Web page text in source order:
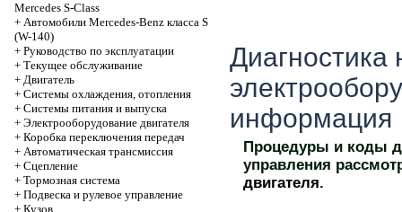
Mercedes S-Class
+ Автомобили Mercedes-Benz класса S
(W-140)
+ Руководство по эксплуатации
+ Текущее обслуживание
+ Двигатель
+ Системы охлаждения, отопления
+ Системы питания и выпуска
+ Электрооборудование двигателя
+ Коробка переключения передач
+ Автоматичеcкая трансмиссия
+ Сцепление
+ Тормозная система
+ Подвеска и рулевое управление
+ Кузов
Диагностика
информация
Процедуры и коды
управления
двигателя.